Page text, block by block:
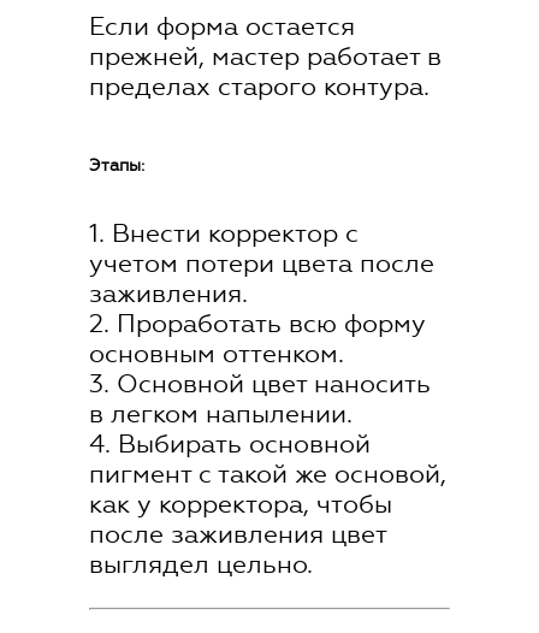
Если форма остается
прежней, мастер работает в
пределах старого контура.
Этапы:
1. Внести корректор с
учетом потери цвета после
заживления.
2. Проработать всю форму
основным оттенком.
3. Основной цвет наносить
в легком напылении.
4. Выбирать основной
пигмент с такой же основой,
как у корректора, чтобы
после заживления цвет
выглядел цельно.